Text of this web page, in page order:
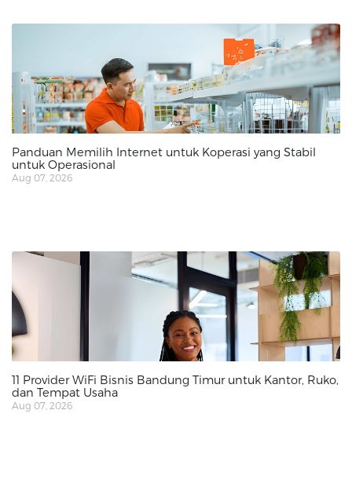
Panduan Memilih Internet untuk Koperasi yang Stabil
untuk Operasional
Aug 07, 2026
11 Provider WiFi Bisnis Bandung Timur untuk Kantor, Ruko,
dan Tempat Usaha
Aug 07, 2026